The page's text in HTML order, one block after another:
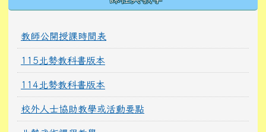
教師公開授課時間表
115北勢教科書版本
114北勢教科書版本
校外人士協助教學或活動要點